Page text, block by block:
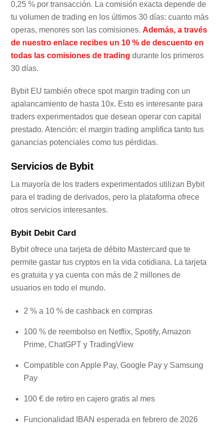
0,25 % por transacción. La comisión exacta depende de
tu volumen de trading en los últimos 30 días: cuanto más
operas, menores son las comisiones. Además, a través
de nuestro enlace recibes un 10 % de descuento en
todas las comisiones de trading durante los primeros
30 días.
Bybit EU también ofrece spot margin trading con un
apalancamiento de hasta 10x. Esto es interesante para
traders experimentados que desean operar con capital
prestado. Atención: el margin trading amplifica tanto tus
ganancias potenciales como tus pérdidas.
Servicios de Bybit
La mayoría de los traders experimentados utilizan Bybit
para el trading de derivados, pero la plataforma ofrece
otros servicios interesantes.
Bybit Debit Card
Bybit ofrece una tarjeta de débito Mastercard que te
permite gastar tus cryptos en la vida cotidiana. La tarjeta
es gratuita y ya cuenta con más de 2 millones de
usuarios en todo el mundo.
2 % a 10 % de cashback en compras
100 % de reembolso en Netflix, Spotify, Amazon
Prime, ChatGPT y TradingView
Compatible con Apple Pay, Google Pay y Samsung
Pay
100 € de retiro en cajero gratis al mes
Funcionalidad IBAN esperada en febrero de 2026